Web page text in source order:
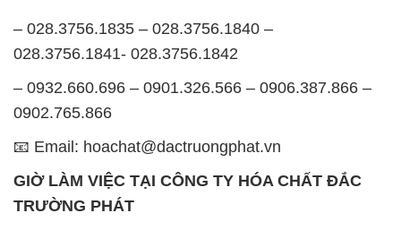
– 028.3756.1835 – 028.3756.1840 –
028.3756.1841- 028.3756.1842
– 0932.660.696 – 0901.326.566 – 0906.387.866 –
0902.765.866
📧 Email: hoachat@dactruongphat.vn
GIỜ LÀM VIỆC TẠI CÔNG TY HÓA CHẤT ĐẮC
TRƯỜNG PHÁT